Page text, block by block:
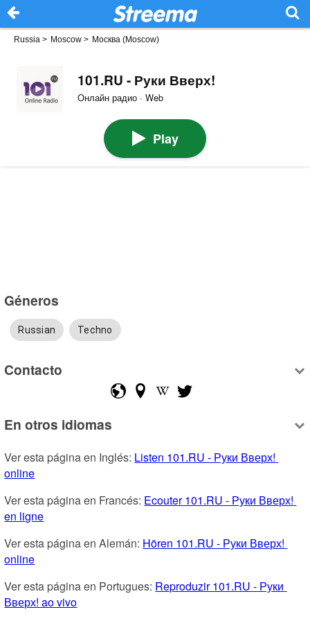
Russia > Moscow > Москва (Moscow)
101.RU - Руки Вверх!
Онлайн радио · Web
Play
Géneros
Russian Techno
Contacto
En otros idiomas
Ver esta página en Inglés: Listen 101.RU - Руки Вверх!
online
Ver esta página en Francés: Ecouter 101.RU - Руки Вверх!
en ligne
Ver esta página en Alemán: Hören 101.RU - Руки Вверх!
online
Ver esta página en Portugues: Reproduzir 101.RU - Руки
Вверх! ao vivo